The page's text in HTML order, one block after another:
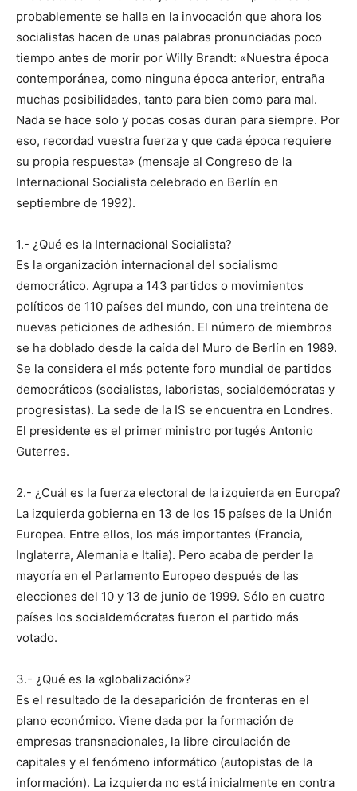
probablemente se halla en la invocación que ahora los
socialistas hacen de unas palabras pronunciadas poco
tiempo antes de morir por Willy Brandt: «Nuestra época
contemporánea, como ninguna época anterior, entraña
muchas posibilidades, tanto para bien como para mal.
Nada se hace solo y pocas cosas duran para siempre. Por
eso, recordad vuestra fuerza y que cada época requiere
su propia respuesta» (mensaje al Congreso de la
Internacional Socialista celebrado en Berlín en
septiembre de 1992).
1.- ¿Qué es la Internacional Socialista?
Es la organización internacional del socialismo
democrático. Agrupa a 143 partidos o movimientos
políticos de 110 países del mundo, con una treintena de
nuevas peticiones de adhesión. El número de miembros
se ha doblado desde la caída del Muro de Berlín en 1989.
Se la considera el más potente foro mundial de partidos
democráticos (socialistas, laboristas, socialdemócratas y
progresistas). La sede de la IS se encuentra en Londres.
El presidente es el primer ministro portugés Antonio
Guterres.
2.- ¿Cuál es la fuerza electoral de la izquierda en Europa?
La izquierda gobierna en 13 de los 15 países de la Unión
Europea. Entre ellos, los más importantes (Francia,
Inglaterra, Alemania e Italia). Pero acaba de perder la
mayoría en el Parlamento Europeo después de las
elecciones del 10 y 13 de junio de 1999. Sólo en cuatro
países los socialdemócratas fueron el partido más
votado.
3.- ¿Qué es la «globalización»?
Es el resultado de la desaparición de fronteras en el
plano económico. Viene dada por la formación de
empresas transnacionales, la libre circulación de
capitales y el fenómeno informático (autopistas de la
información). La izquierda no está inicialmente en contra